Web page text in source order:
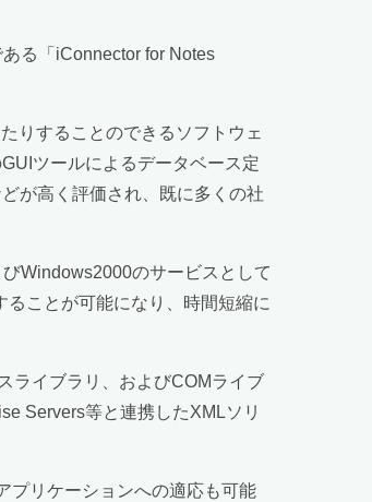
る「iConnector for Notes
りすることのできるソフトウェ
ツールによるデータベース定
が高く評価され、既に多くの社
Windows2000のサービスとして
ことが可能になり、時間短縮に
ライブラリ、およびCOMライブ
Servers等と連携したXMLソリ
プリケーションへの適応も可能